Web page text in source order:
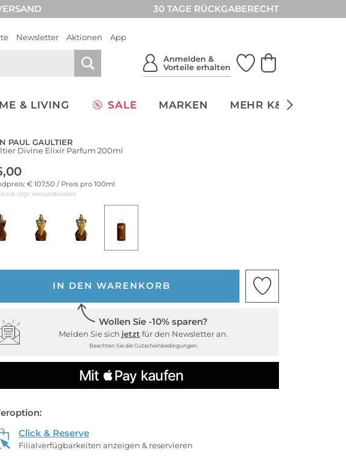
30 TAGE RÜCKGABERECHT
Newsletter Aktionen App
Anmelden &
Vorteile erhalten
& LIVING SALE MARKEN MEHR K&Ö
PAUL GAULTIER
Divine Elixir Parfum 200ml
€ 107,50 / Preis pro 100ml
zzgl. Versandkosten
IN DEN WARENKORB
Wollen Sie -10% sparen?
Melden Sie sich jetzt für den Newsletter an.
Beachten Sie die Gutscheinbedingungen.
Click & Reserve
Filialverfügbarkeiten anzeigen & reservieren